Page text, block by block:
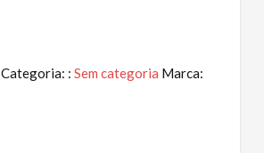
Categoria: :Sem categoria Marca: